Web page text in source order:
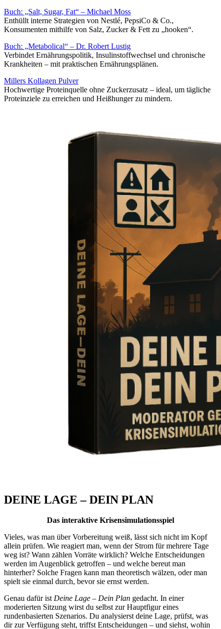
Buch: „Salt, Sugar, Fat“ – Michael Moss
Enthüllt interne Strategien von Nestlé, PepsiCo & Co.,
Konsumenten mithilfe von Salz, Zucker & Fett zu „hooken“.
Buch: „Metabolical“ – Dr. Robert Lustig
Verbindet Ernährungs­politik, Insulin­stoffwechsel und chronische
Krankheiten – mit praktischen Ernährungs­plänen.
Millers Kollagen Pulver
Hoch­wertige Protein­quelle ohne Zuckerzusatz – ideal, um tägliche
Protein­ziele zu erreichen und Heißhunger zu mindern.
DEINE LAGE – DEIN PLAN
Das interaktive Krisensimulationsspiel
Vieles, was man über Vorbereitung weiß, lässt sich nicht im Kopf
allein prüfen. Wie reagiert man, wenn der Strom für mehrere Tage
weg ist? Wann zählen Vorräte wirklich? Welche Entscheidungen
werden im Augenblick getroffen – und welche bereut man
hinterher? Solche Fragen kann man theoretisch wälzen, oder man
spielt sie einmal durch, bevor sie ernst werden.
Genau dafür istDeine Lage – Dein Plan gedacht. In einer
moderierten Sitzung wirst du selbst zur Hauptfigur eines
rundenbasierten Szenarios. Du analysierst deine Lage, prüfst, was
dir zur Verfügung steht, triffst Entscheidungen – und siehst, wohin